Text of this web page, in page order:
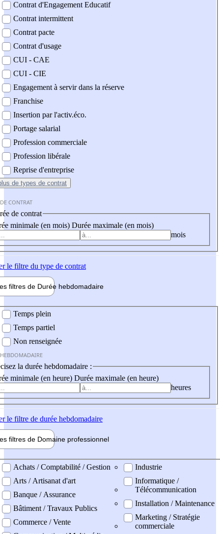
Contrat d'Engagement Educatif
Contrat intermittent
Contrat pacte
Contrat d'usage
CUI - CAE
CUI - CIE
Engagement à servir dans la réserve
Franchise
Insertion par l'activ.éco.
Portage salarial
Profession commerciale
Profession libérale
Reprise d'entreprise
de types de contrat
CONTRAT
de contrat
minimale (en mois) Durée maximale (en mois)
mois
le filtre du type de contrat
filtres de Durée hebdomadaire
Temps plein
Temps partiel
Non renseignée
la durée hebdomadaire :
minimale (en heure) Durée maximale (en heure)
heures
le filtre de durée hebdomadaire
filtres de Domaine professionnel
professionel
Achats / Comptabilité / Gestion
Arts / Artisanat d'art
Banque / Assurance
Bâtiment / Travaux Publics
Commerce / Vente
Industrie
Informatique /
Télécommunication
Installation / Maintenance
Marketing / Stratégie
commerciale